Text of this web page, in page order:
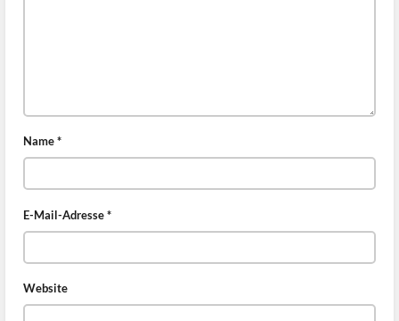
Name*
E-Mail-Adresse*
Website